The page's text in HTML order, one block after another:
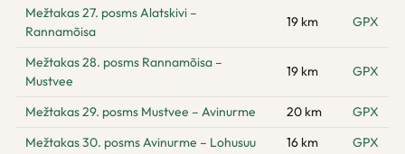
Mežtakas 27. posms Alatskivi –
Rannamõisa
19 km GPX
Mežtakas 28. posms Rannamõisa –
Mustvee
19 km GPX
Mežtakas 29. posms Mustvee – Avinurme 20 km
GPX
Mežtakas 30. posms Avinurme – Lohusuu
16 km GPX